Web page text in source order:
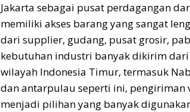
Jakarta sebagai pusat perdagangan
memiliki akses barang yang sangat
dari supplier, gudang, pusat grosir,
kebutuhan industri banyak dikirim
wilayah Indonesia Timur, termasuk
dan antarpulau seperti ini, pengiriman
menjadi pilihan yang banyak